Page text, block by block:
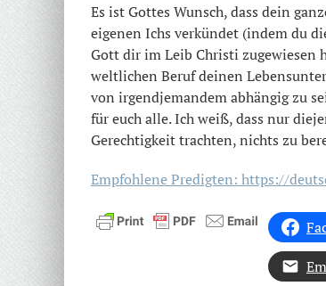
Es ist Gottes Wunsch, dass dein
eigenen Ichs verkündet (indem du
Gott dir im Leib Christi zugewiesen
weltlichen Beruf deinen
von irgendjemandem abhängig zu
für euch alle. Ich weiß, dass nur
Gerechtigkeit trachten, nichts zu
Empfohlene Predigten: https://